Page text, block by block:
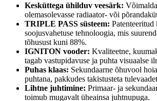
Kesküttega ühilduv veesärk:
olemasolevasse radiaator- või
TRIPLE PASS süsteem:
soojusvahetuse tehnoloogia, mis
tõhusust kuni 88%.
IGNITON vooder: Kvaliteetne,
tagab vastupidavuse ja puhta visuaalse
Puhas klaas: Sekundaarne õhuvool
puhtana, pakkudes takistusteta
Lihtne juhtimine: Primaar- ja
toimub mugavalt üheainsa juhtnupuga.